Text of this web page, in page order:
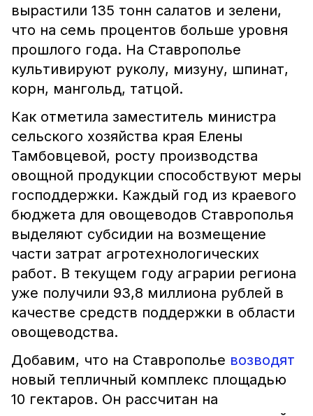
вырастили 135 тонн салатов и зелени,
что на семь процентов больше уровня
прошлого года. На Ставрополье
культивируют руколу, мизуну, шпинат,
корн, мангольд, татцой.
Как отметила заместитель министра
сельского хозяйства края Елены
Тамбовцевой, росту производства
овощной продукции способствуют меры
господдержки. Каждый год из краевого
бюджета для овощеводов Ставрополья
выделяют субсидии на возмещение
части затрат агротехнологических
работ. В текущем году аграрии региона
уже получили 93,8 миллиона рублей в
качестве средств поддержки в области
овощеводства.
Добавим, что на Ставрополье возводят
новый тепличный комплекс площадью
10 гектаров. Он рассчитан на